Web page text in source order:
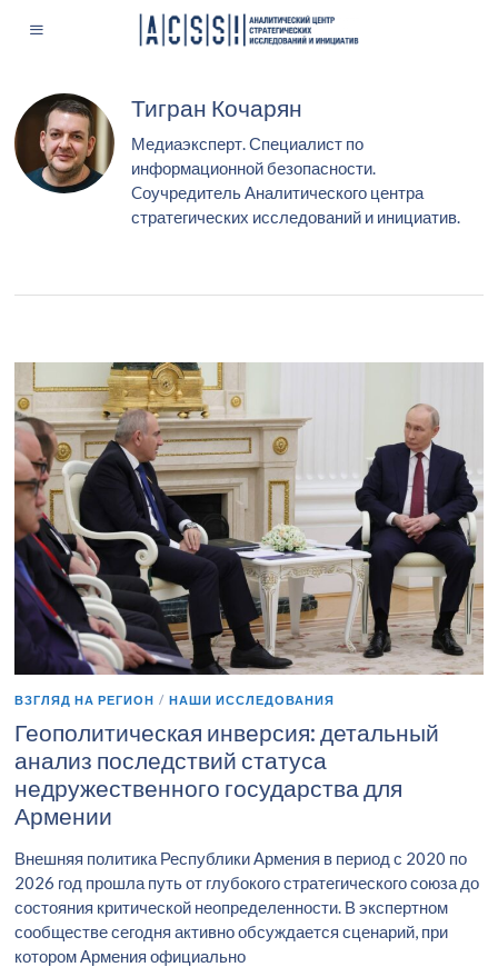
Тигран Кочарян
Медиаэксперт. Специалист по
информационной безопасности.
Cоучредитель Аналитического центра
стратегических исследований и инициатив.
ВЗГЛЯД НА РЕГИОН / НАШИ ИССЛЕДОВАНИЯ
Геополитическая инверсия: детальный
анализ последствий статуса
недружественного государства для
Армении
Внешняя политика Республики Армения в период с 2020 по
2026 год прошла путь от глубокого стратегического союза до
состояния критической неопределенности. В экспертном
сообществе сегодня активно обсуждается сценарий, при
котором Армения официально